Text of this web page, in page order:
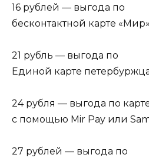
16 рублей — выгода по
бесконтактной карте «Мир»
21 рубль — выгода по
Единой карте
24 рубля — выгода по
с помощью Mir Pay или
27 рублей — выгода по